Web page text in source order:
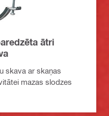
ātri
skava ar skaņas
mazas slodzes